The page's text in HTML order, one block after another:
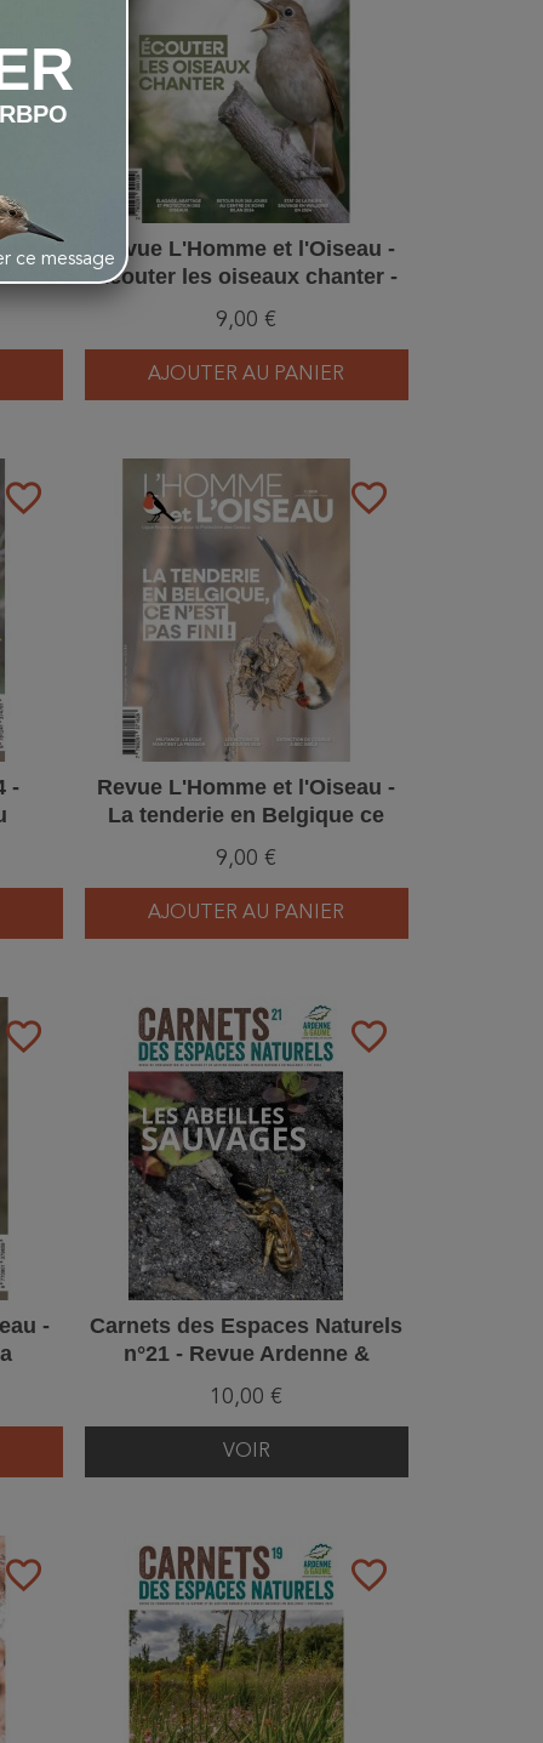
-
Revue L'Homme et l'Oiseau -
Ecouter les oiseaux chanter -
2/2025
9,00 €
AJOUTER AU PANIER
favorite_border
-
favorite_border
Revue L'Homme et l'Oiseau -
La tenderie en Belgique ce
9,00 €
AJOUTER AU PANIER
favorite_border
-
favorite_border
Carnets des Espaces Naturels
n°21 - Revue Ardenne &
10,00 €
VOIR
favorite_border favorite_border
ce message